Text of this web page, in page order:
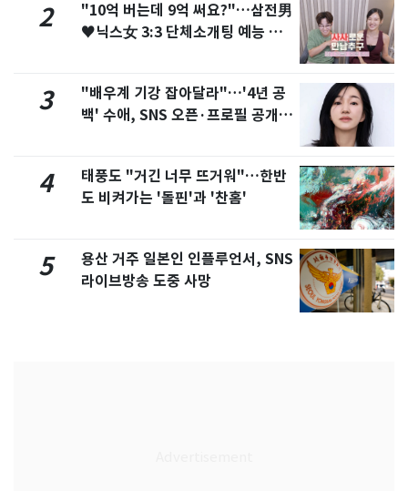
2
"10억 버는데 9억 써요?"…삼전男
♥닉스女 3:3 단체소개팅 예능 화
3
"배우계 기강 잡아달라"…'4년 공
백' 수애, SNS 오픈·프로필 공개
4
태풍도 "거긴 너무 뜨거워"…한반
도 비켜가는 '돌핀'과 '찬홈'
5
용산 거주 일본인 인플루언서, SNS
라이브방송 도중 사망